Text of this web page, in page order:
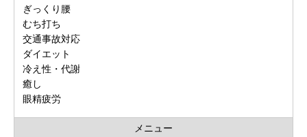
ぎっくり腰
むち打ち
交通事故対応
ダイエット
冷え性・代謝
癒し
眼精疲労
メニュー